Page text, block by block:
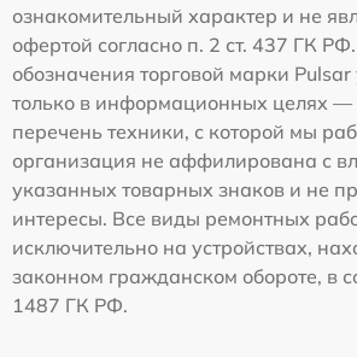
ознакомительный характер и не
офертой согласно п. 2 ст. 437 ГК
обозначения торговой марки
только в информационных целях —
перечень техники, с которой мы
организация не аффилирована с
указанных товарных знаков и не
интересы. Все виды ремонтных
исключительно на устройствах,
законном гражданском обороте, в
1487 ГК РФ.